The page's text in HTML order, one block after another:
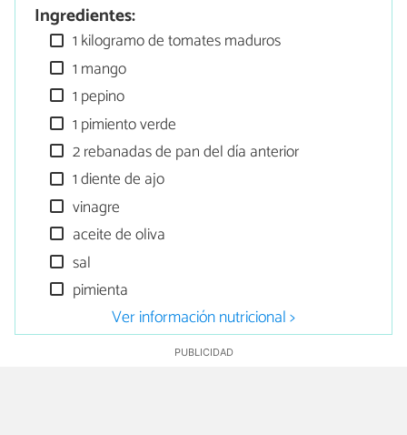
Ingredientes:
1 kilogramo de tomates maduros
1 mango
1 pepino
1 pimiento verde
2 rebanadas de pan del día anterior
1 diente de ajo
vinagre
aceite de oliva
sal
pimienta
Ver información nutricional >